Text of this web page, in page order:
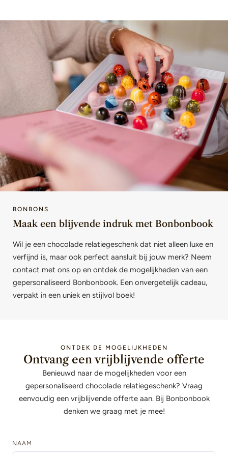
BONBONS
Maak een blijvende indruk met Bonbonbook
Wil je een chocolade relatiegeschenk dat niet alleen luxe en
verfijnd is, maar ook perfect aansluit bij jouw merk? Neem
contact met ons op en ontdek de mogelijkheden van een
gepersonaliseerd Bonbonbook. Een onvergetelijk cadeau,
verpakt in een uniek en stijlvol boek!
ONTDEK DE MOGELIJKHEDEN
Ontvang een vrijblijvende offerte
Benieuwd naar de mogelijkheden voor een
gepersonaliseerd chocolade relatiegeschenk? Vraag
eenvoudig een vrijblijvende offerte aan. Bij Bonbonbook
denken we graag met je mee!
NAAM